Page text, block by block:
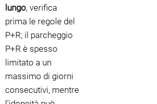
lungo, verifica
prima le regole del
P+R; il parcheggio
P+R è spesso
limitato a un
massimo di giorni
consecutivi, mentre